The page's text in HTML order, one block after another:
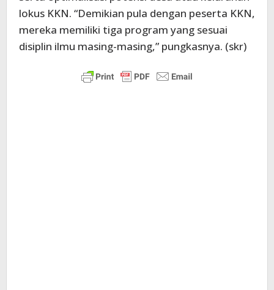
lokus KKN. “Demikian pula dengan peserta KKN,
mereka memiliki tiga program yang sesuai
disiplin ilmu masing-masing,” pungkasnya. (skr)